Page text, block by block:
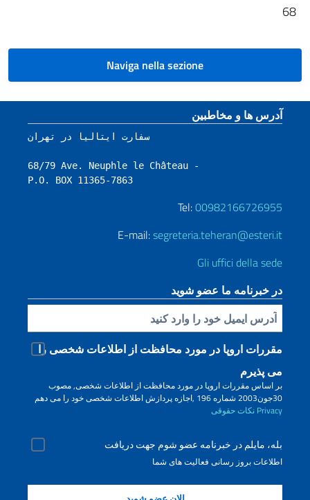
68
Naviga nella sezione
Footer section
آدرس ها و مخاطبین
سفارت ایتالیا در تهران
68/79 Ave. Neuphle le Château -
P.O. BOX 11365-7863
Tel:00982166726955
E-mail:segreteria.teheran@esteri.it
Gli uffici della sede
در خبرنامه ما عضو شوید
Inserisci la tua email
مقررات اروپا در مورد محافظت از اطلاعات شخصی را
می پذیرم
بر اساس مقررات اروپا در مورد محافظت از اطلاعات شخصی, مصوب
30جون2003 شماره 196 ,اجازه پردازش اطلاعات شخصی خود را می دهم
Privacy نکات حقوقی
بله، مایلم در خبرنامه عضو شوم جهت دریافت
اطلاعات بروز رسانی فعالیت های شما